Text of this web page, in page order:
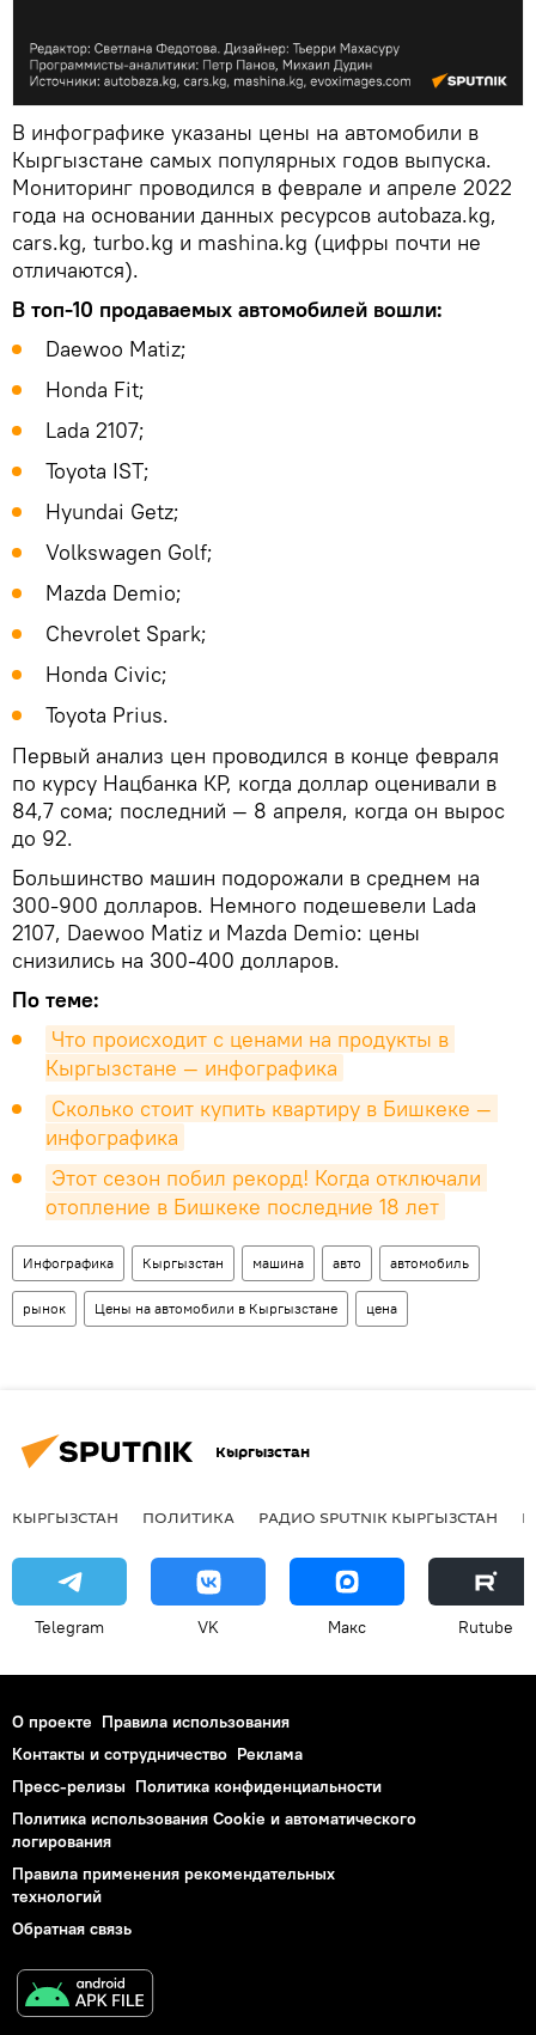
В инфографике указаны цены на автомобили в
Кыргызстане самых популярных годов выпуска.
Мониторинг проводился в феврале и апреле 2022
года на основании данных ресурсов autobaza.kg,
cars.kg, turbo.kg и mashina.kg (цифры почти не
отличаются).
В топ-10 продаваемых автомобилей вошли:
Daewoo Matiz;
Honda Fit;
Lada 2107;
Toyota IST;
Hyundai Getz;
Volkswagen Golf;
Mazda Demio;
Chevrolet Spark;
Honda Civic;
Toyota Prius.
Первый анализ цен проводился в конце февраля
по курсу Нацбанка КР, когда доллар оценивали в
84,7 сома; последний — 8 апреля, когда он вырос
до 92.
Большинство машин подорожали в среднем на
300-900 долларов. Немного подешевели Lada
2107, Daewoo Matiz и Mazda Demio: цены
снизились на 300-400 долларов.
По теме:
Что происходит с ценами на продукты в
Кыргызстане — инфографика
Сколько стоит купить квартиру в Бишкеке —
инфографика
Этот сезон побил рекорд! Когда отключали
отопление в Бишкеке последние 18 лет
Инфографика Кыргызстан машина авто автомобиль
рынок Цены на автомобили в Кыргызстане цена
Кыргызстан
КЫРГЫЗСТАН ПОЛИТИКА РАДИО SPUTNIK КЫРГЫЗСТАН
Telegram VK Макс Rutube
О проекте Правила использования
Контакты и сотрудничество Реклама
Пресс-релизы Политика конфиденциальности
Политика использования Cookie и автоматического
логирования
Правила применения рекомендательных
технологий
Обратная связь